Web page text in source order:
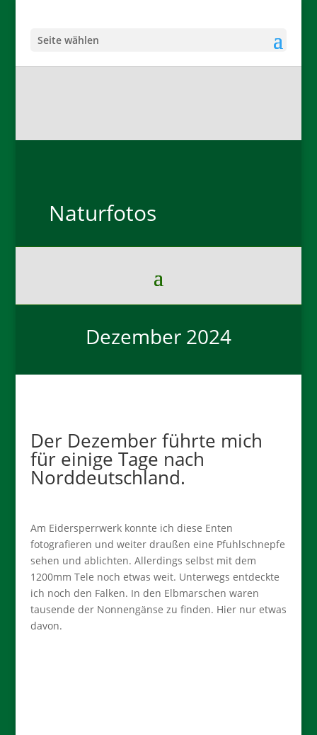
Seite wählen
Naturfotos
Dezember 2024
Der Dezember führte mich
für einige Tage nach
Norddeutschland.
Am Eidersperrwerk konnte ich diese Enten
fotografieren und weiter draußen eine Pfuhlschnepfe
sehen und ablichten. Allerdings selbst mit dem
1200mm Tele noch etwas weit. Unterwegs entdeckte
ich noch den Falken. In den Elbmarschen waren
tausende der Nonnengänse zu finden. Hier nur etwas
davon.